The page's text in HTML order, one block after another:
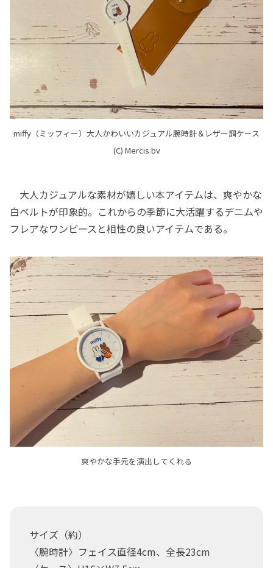
miffy（ミッフィー）大人かわいいカジュアル腕時計＆レザー調ケース
(C) Mercis bv
大人カジュアルな素材が嬉しい本アイテムは、爽やかな
白ベルトが印象的。これからの季節に大活躍するデニムや
フレアなワンピースと相性の良いアイテムである。
爽やかな手元を演出してくれる
サイズ（約）
〈腕時計〉フェイス直径4cm、全長23cm